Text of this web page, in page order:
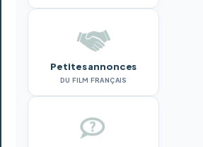
Petites annonces
DU FILM FRANÇAIS